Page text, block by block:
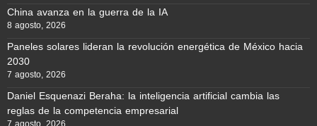
China avanza en la guerra de la IA
8 agosto, 2026
Paneles solares lideran la revolución energética de México hacia
2030
7 agosto, 2026
Daniel Esquenazi Beraha: la inteligencia artificial cambia las
reglas de la competencia empresarial